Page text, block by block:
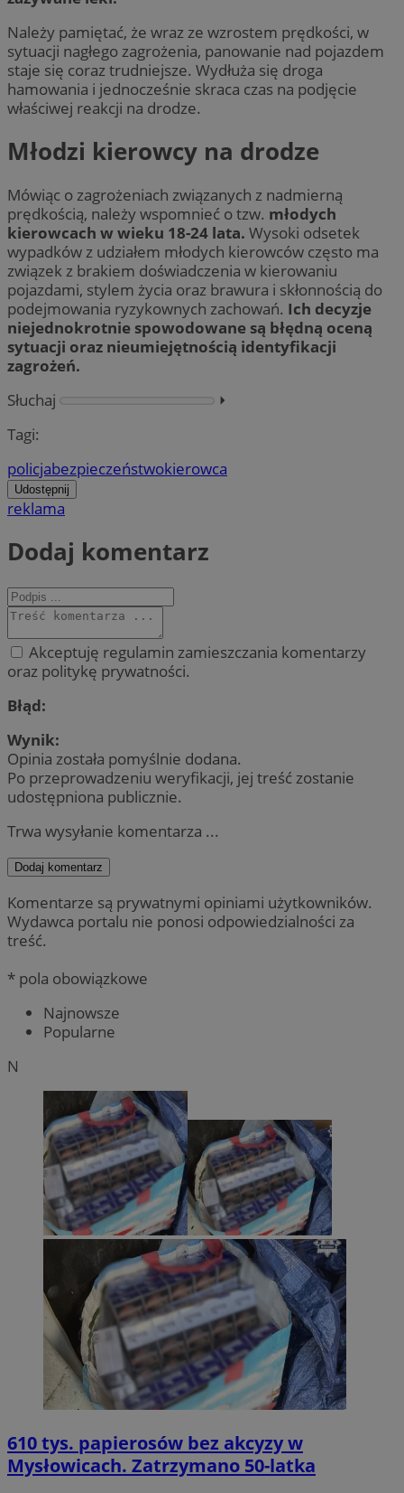
Należy pamiętać, że wraz ze wzrostem prędkości, w
sytuacji nagłego zagrożenia, panowanie nad pojazdem
staje się coraz trudniejsze. Wydłuża się droga
hamowania i jednocześnie skraca czas na podjęcie
właściwej reakcji na drodze.
Młodzi kierowcy na drodze
Mówiąc o zagrożeniach związanych z nadmierną
prędkością, należy wspomnieć o tzw. młodych
kierowcach w wieku 18-24 lata. Wysoki odsetek
wypadków z udziałem młodych kierowców często ma
związek z brakiem doświadczenia w kierowaniu
pojazdami, stylem życia oraz brawura i skłonnością do
podejmowania ryzykownych zachowań. Ich decyzje
niejednokrotnie spowodowane są błędną oceną
sytuacji oraz nieumiejętnością identyfikacji
zagrożeń.
Słuchaj
⏵︎
Tagi:
policjabezpieczeństwokierowca
Udostępnij
reklama
Dodaj komentarz
Akceptuję regulamin zamieszczania komentarzy
oraz politykę prywatności.
Błąd:
Wynik:
Opinia została pomyślnie dodana.
Po przeprowadzeniu weryfikacji, jej treść zostanie
udostępniona publicznie.
Trwa wysyłanie komentarza ...
Dodaj komentarz
Komentarze są prywatnymi opiniami użytkowników.
Wydawca portalu nie ponosi odpowiedzialności za
treść.
* pola obowiązkowe
Najnowsze
Popularne
N
610 tys. papierosów bez akcyzy w
Mysłowicach. Zatrzymano 50-latka